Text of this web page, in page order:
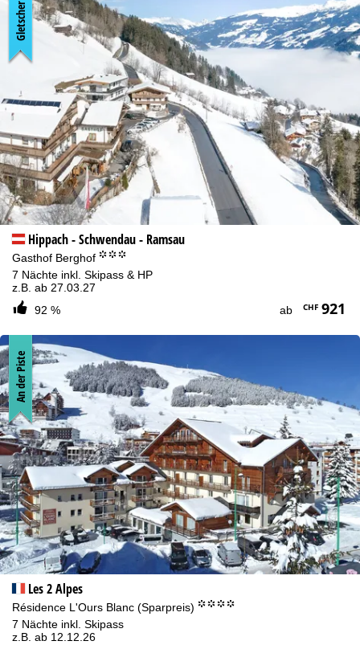
Hippach - Schwendau - Ramsau
Gasthof Berghof °°°
7 Nächte inkl. Skipass & HP
z.B. ab 27.03.27
92 %
ab CHF921
Gletscher
Les 2 Alpes
Résidence L'Ours Blanc (Sparpreis) °°°°
7 Nächte inkl. Skipass
z.B. ab 12.12.26
An der Piste